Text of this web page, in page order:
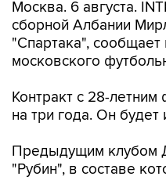
Москва. 6 августа.
сборной Албании
"Спартака", сообщает
московского
Контракт с 28-летним
на три года. Он
Предыдущим клубом
"Рубин", в составе